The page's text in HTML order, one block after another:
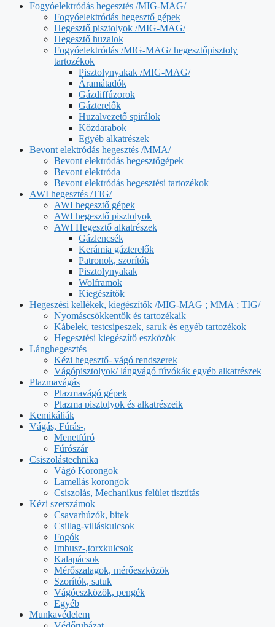
Fogyóelektródás hegesztés /MIG-MAG/
Fogyóelektródás hegesztő gépek
Hegesztő pisztolyok /MIG-MAG/
Hegesztő huzalok
Fogyóelektródás /MIG-MAG/ hegesztőpisztoly
tartozékok
Pisztolynyakak /MIG-MAG/
Áramátadók
Gázdiffúzorok
Gázterelők
Huzalvezető spirálok
Közdarabok
Egyéb alkatrészek
Bevont elektródás hegesztés /MMA/
Bevont elektródás hegesztőgépek
Bevont elektróda
Bevont elektródás hegesztési tartozékok
AWI hegesztés /TIG/
AWI hegesztő gépek
AWI hegesztő pisztolyok
AWI Hegesztő alkatrészek
Gázlencsék
Kerámia gázterelők
Patronok, szorítók
Pisztolynyakak
Wolframok
Kiegészítők
Hegeszési kellékek, kiegészítők /MIG-MAG ; MMA ; TIG/
Nyomáscsökkentők és tartozékaik
Kábelek, testcsipeszek, saruk és egyéb tartozékok
Hegesztési kiegészítő eszközök
Lánghegesztés
Kézi hegesztő- vágó rendszerek
Vágópisztolyok/ lángvágó fúvókák egyéb alkatrészek
Plazmavágás
Plazmavágó gépek
Plazma pisztolyok és alkatrészeik
Kemikáliák
Vágás, Fúrás-,
Menetfúró
Fúrószár
Csiszolástechnika
Vágó Korongok
Lamellás korongok
Csiszolás, Mechanikus felület tisztítás
Kézi szerszámok
Csavarhúzók, bitek
Csillag-villáskulcsok
Fogók
Imbusz-,torxkulcsok
Kalapácsok
Mérőszalagok, mérőeszközök
Szorítók, satuk
Vágóeszközök, pengék
Egyéb
Munkavédelem